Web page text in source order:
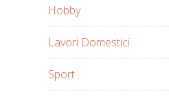
Hobby
Lavori Domestici
Sport